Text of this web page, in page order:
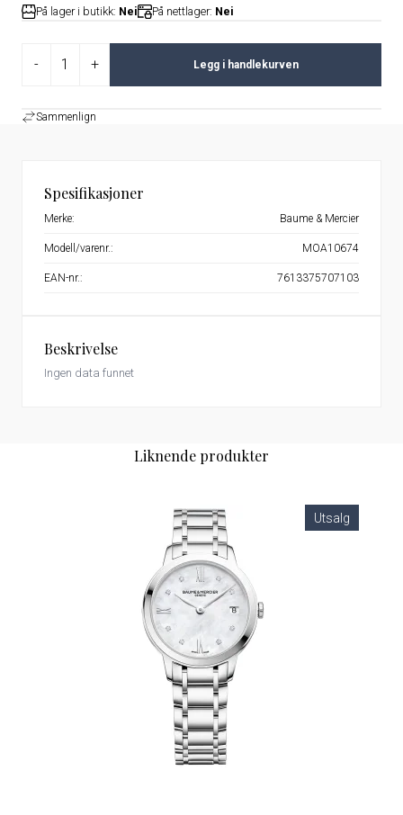
På lager i butikk: Nei På nettlager: Nei
- + Legg i handlekurven
Sammenlign
Beskrivelse
Ingen data funnet
Spesifikasjoner
Merke: Baume & Mercier
Modell/varenr.: MOA10674
EAN-nr.: 7613375707103
Liknende produkter
Utsalg